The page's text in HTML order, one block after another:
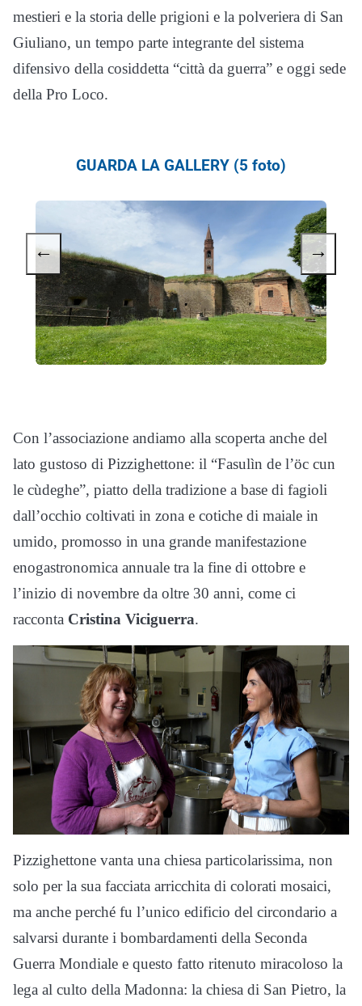
mestieri e la storia delle prigioni e la polveriera di San
Giuliano, un tempo parte integrante del sistema
difensivo della cosiddetta “città da guerra” e oggi sede
della Pro Loco.
GUARDA LA GALLERY (5 foto)
← →
Con l’associazione andiamo alla scoperta anche del
lato gustoso di Pizzighettone: il “Fasulìn de l’öc cun
le cùdeghe”, piatto della tradizione a base di fagioli
dall’occhio coltivati in zona e cotiche di maiale in
umido, promosso in una grande manifestazione
enogastronomica annuale tra la fine di ottobre e
l’inizio di novembre da oltre 30 anni, come ci
racconta Cristina Viciguerra.
Pizzighettone vanta una chiesa particolarissima, non
solo per la sua facciata arricchita di colorati mosaici,
ma anche perché fu l’unico edificio del circondario a
salvarsi durante i bombardamenti della Seconda
Guerra Mondiale e questo fatto ritenuto miracoloso la
lega al culto della Madonna: la chiesa di San Pietro, la